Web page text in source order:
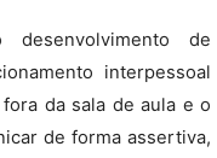
de
interpessoal
da sala de aula e o
de forma assertiva,